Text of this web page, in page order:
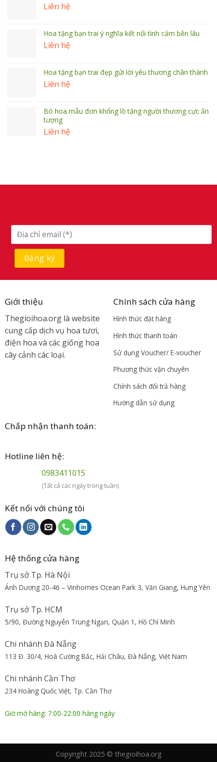
Liên hệ
Hoa tặng bạn trai ý nghĩa kết nối tình cảm bền lâu
Liên hệ
Hoa tặng bạn trai đẹp gửi lời yêu thương chân thành
Liên hệ
Bó hoa mẫu đơn khổng lồ tặng người thương cực ấn
tượng
Liên hệ
Giới thiệu
Thegioihoa.org là website
cung cấp dịch vụ hoa tươi,
điện hoa và các giống hoa
cây cảnh các loại.
Chính sách cửa hàng
Hình thức đặt hàng
Hình thức thanh toán
Sử dụng Voucher/ E-voucher
Phương thức vận chuyên
Chính sách đổi trả hàng
Hướng dẫn sử dụng
Chấp nhận thanh toán:
Hotline liên hệ:
0983411015
(Tất cả các ngày trong tuần)
Kết nối với chúng tôi
Hệ thống cửa hàng
Trụ sở Tp. Hà Nội
Ánh Dương 20-46 – Vinhomes Ocean Park 3, Văn Giang, Hưng Yên
Trụ sở Tp. HCM
5/90, Đường Nguyễn Trung Ngạn, Quận 1, Hồ Chí Minh
Chi nhánh Đà Nẵng
113 Đ. 30/4, Hoà Cường Bắc, Hải Châu, Đà Nẵng, Việt Nam
Chi nhánh Cần Thơ
234 Hoàng Quốc Việt, Tp. Cần Thơ
Giờ mở hàng: 7:00-22:00 hàng ngày
Copyright 2025 © thegioihoa.org